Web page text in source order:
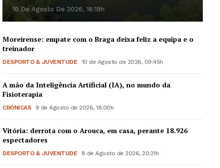
10 De Agosto De 2026, 16:19h
Moreirense: empate com o Braga deixa feliz a equipa e o
treinador
DESPORTO & JUVENTUDE 10 de Agosto de 2026, 09:45h
A mão da Inteligência Artificial (IA), no mundo da
Fisioterapia
CRÓNICAS 9 de Agosto de 2026, 18:00h
Vitória: derrota com o Arouca, em casa, perante 18.926
espectadores
DESPORTO & JUVENTUDE 8 de Agosto de 2026, 20:21h